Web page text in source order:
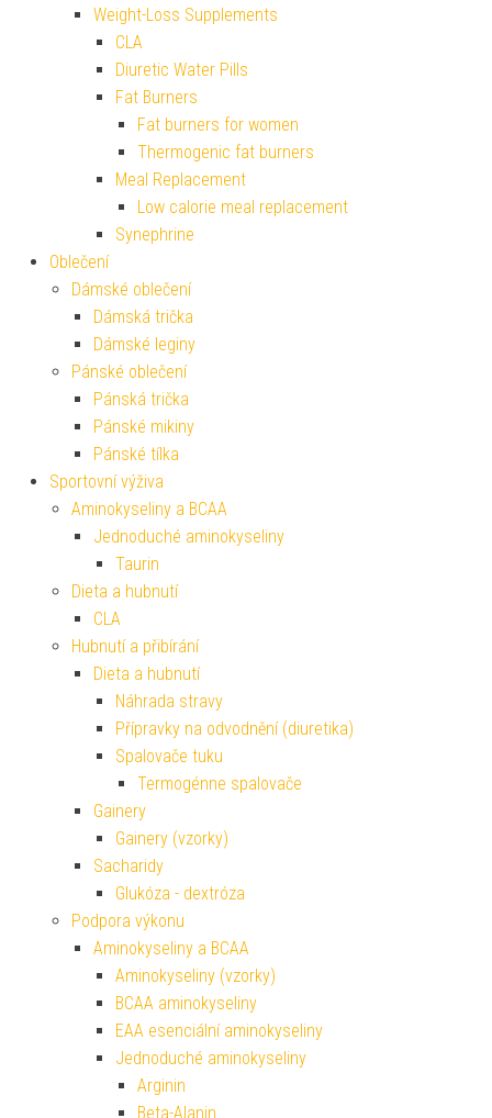
Weight-Loss Supplements
CLA
Diuretic Water Pills
Fat Burners
Fat burners for women
Thermogenic fat burners
Meal Replacement
Low calorie meal replacement
Synephrine
Oblečení
Dámské oblečení
Dámská trička
Dámské leginy
Pánské oblečení
Pánská trička
Pánské mikiny
Pánské tílka
Sportovní výživa
Aminokyseliny a BCAA
Jednoduché aminokyseliny
Taurin
Dieta a hubnutí
CLA
Hubnutí a přibírání
Dieta a hubnutí
Náhrada stravy
Přípravky na odvodnění (diuretika)
Spalovače tuku
Termogénne spalovače
Gainery
Gainery (vzorky)
Sacharidy
Glukóza - dextróza
Podpora výkonu
Aminokyseliny a BCAA
Aminokyseliny (vzorky)
BCAA aminokyseliny
EAA esenciální aminokyseliny
Jednoduché aminokyseliny
Arginin
Beta-Alanin